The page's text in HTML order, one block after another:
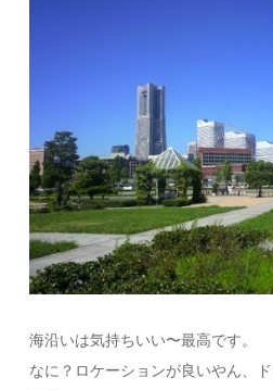
海沿いは気持ちいい〜最高です。
なに？ロケーションが良いやん、